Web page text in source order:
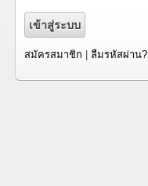
สมัครสมาชิก ลืมรหัสผ่าน?